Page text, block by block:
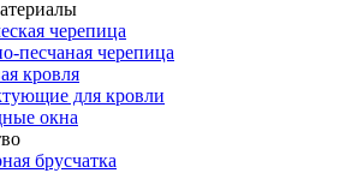
черепица
песчаная черепица
кровля
для кровли
окна
брусчатка